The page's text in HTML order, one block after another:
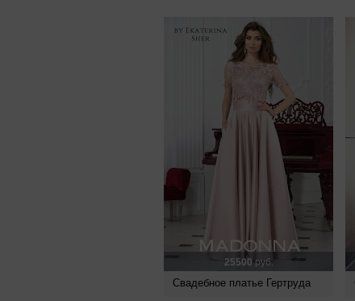
25500 руб.
Свадебное платье Гертруда